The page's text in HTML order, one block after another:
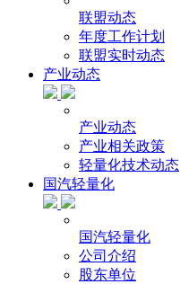
联盟动态
年度工作计划
联盟实时动态
产业动态
产业动态
产业相关政策
轻量化技术动态
国汽轻量化
国汽轻量化
公司介绍
股东单位